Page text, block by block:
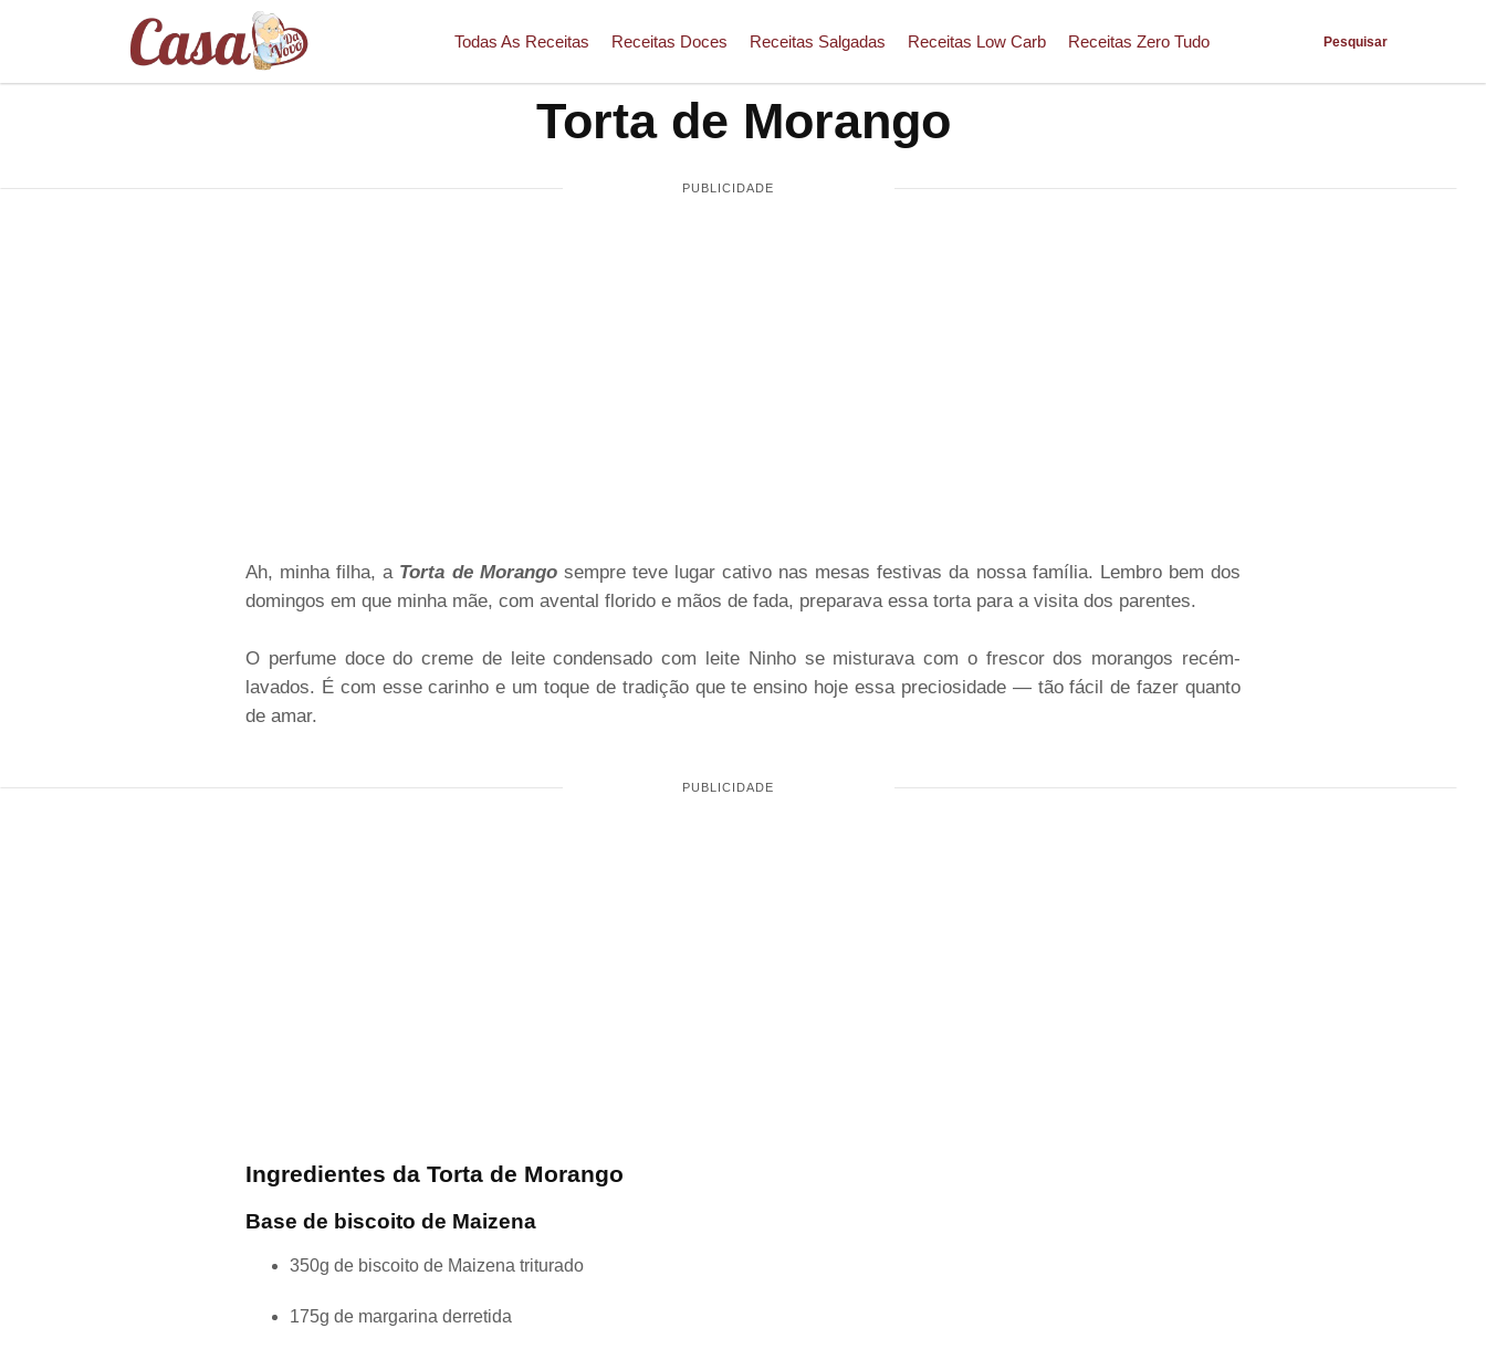
Todas As Receitas Receitas Doces Receitas Salgadas Receitas Low Carb Receitas Zero Tudo Pesquisar
Torta de Morango
Ah, minha filha, a Torta de Morangosempre teve lugar cativo nas mesas festivas da nossa família. Lembro bem dos
domingos em que minha mãe, com avental florido e mãos de fada, preparava essa torta para a visita dos parentes.
O perfume doce do creme de leite condensado com leite Ninho se misturava com o frescor dos morangos recém-
lavados. É com esse carinho e um toque de tradição que te ensino hoje essa preciosidade — tão fácil de fazer quanto
de amar.
Ingredientes da Torta de Morango
Base de biscoito de Maizena
350g de biscoito de Maizena triturado
175g de margarina derretida